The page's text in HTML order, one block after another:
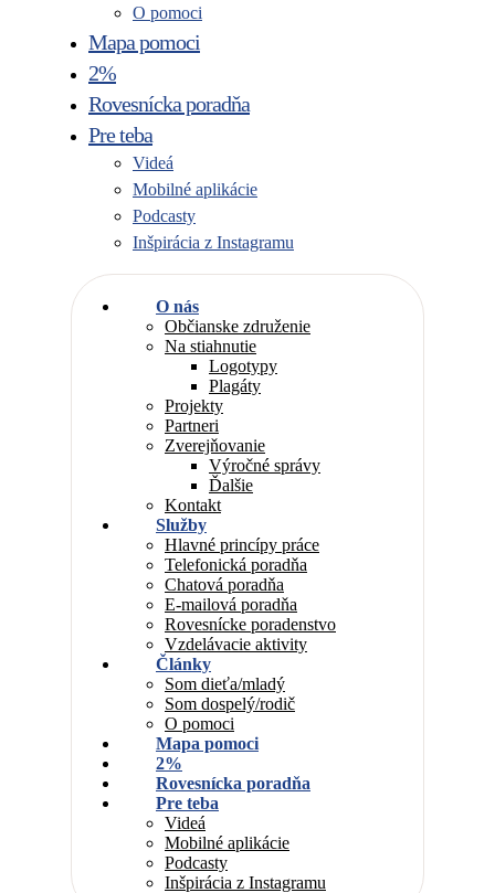
O pomoci
Mapa pomoci
2%
Rovesnícka poradňa
Pre teba
Videá
Mobilné aplikácie
Podcasty
Inšpirácia z Instagramu
O nás
Občianske združenie
Na stiahnutie
Logotypy
Plagáty
Projekty
Partneri
Zverejňovanie
Výročné správy
Ďalšie
Kontakt
Služby
Hlavné princípy práce
Telefonická poradňa
Chatová poradňa
E-mailová poradňa
Rovesnícke poradenstvo
Vzdelávacie aktivity
Články
Som dieťa/mladý
Som dospelý/rodič
O pomoci
Mapa pomoci
2%
Rovesnícka poradňa
Pre teba
Videá
Mobilné aplikácie
Podcasty
Inšpirácia z Instagramu